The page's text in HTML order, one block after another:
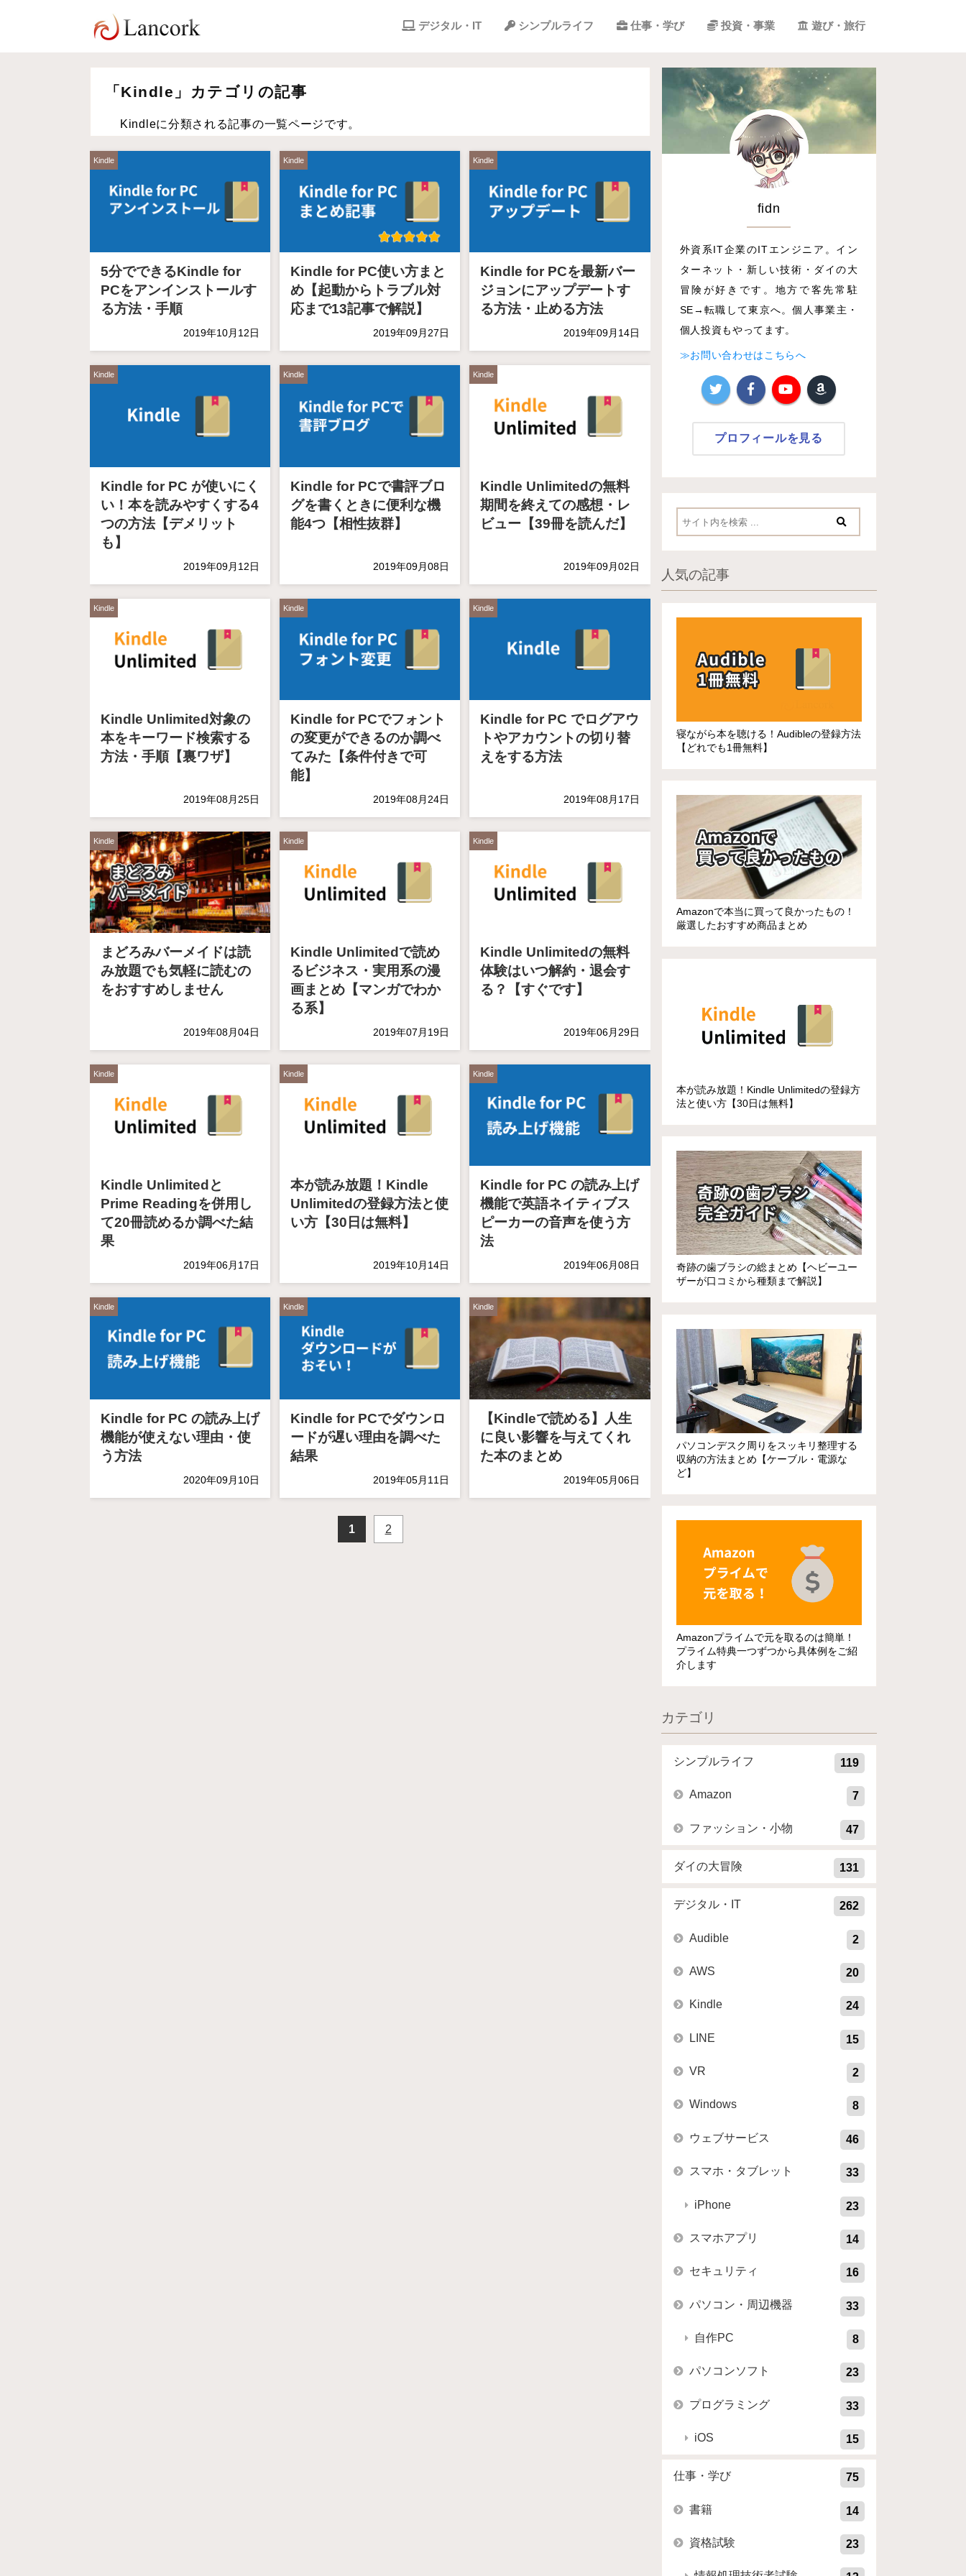
デジタル・IT シンプルライフ 仕事・学び 投資・事業 遊び・旅行
「Kindle」カテゴリの記事
Kindleに分類される記事の一覧ページです。
Kindle
5分でできるKindle for
PCをアンインストールす
る方法・手順
2019年10月12日
Kindle
Kindle for PC使い方まと
め【起動からトラブル対
応まで13記事で解説】
2019年09月27日
Kindle
Kindle for PCを最新バー
ジョンにアップデートす
る方法・止める方法
2019年09月14日
Kindle
Kindle for PC が使いにく
い！本を読みやすくする4
つの方法【デメリット
も】
2019年09月12日
Kindle
Kindle for PCで書評ブロ
グを書くときに便利な機
能4つ【相性抜群】
2019年09月08日
Kindle
Kindle Unlimitedの無料
期間を終えての感想・レ
ビュー【39冊を読んだ】
2019年09月02日
Kindle
Kindle Unlimited対象の
本をキーワード検索する
方法・手順【裏ワザ】
2019年08月25日
Kindle
Kindle for PCでフォント
の変更ができるのか調べ
てみた【条件付きで可
能】
2019年08月24日
Kindle
Kindle for PC でログアウ
トやアカウントの切り替
えをする方法
2019年08月17日
Kindle
まどろみバーメイドは読
み放題でも気軽に読むの
をおすすめしません
2019年08月04日
Kindle
Kindle Unlimitedで読め
るビジネス・実用系の漫
画まとめ【マンガでわか
る系】
2019年07月19日
Kindle
Kindle Unlimitedの無料
体験はいつ解約・退会す
る？【すぐです】
2019年06月29日
Kindle
Kindle Unlimitedと
Prime Readingを併用し
て20冊読めるか調べた結
果
2019年06月17日
Kindle
本が読み放題！Kindle
Unlimitedの登録方法と使
い方【30日は無料】
2019年10月14日
Kindle
Kindle for PC の読み上げ
機能で英語ネイティブス
ピーカーの音声を使う方
法
2019年06月08日
Kindle
Kindle for PC の読み上げ
機能が使えない理由・使
う方法
2020年09月10日
Kindle
Kindle for PCでダウンロ
ードが遅い理由を調べた
結果
2019年05月11日
Kindle
【Kindleで読める】人生
に良い影響を与えてくれ
た本のまとめ
2019年05月06日
1 2
fidn
外資系IT企業のITエンジニア。イン
ターネット・新しい技術・ダイの大
冒険が好きです。地方で客先常駐
SE→転職して東京へ。個人事業主・
個人投資もやってます。
≫お問い合わせはこちらへ
プロフィールを見る
人気の記事
寝ながら本を聴ける！Audibleの登録方法
【どれでも1冊無料】
Amazonで本当に買って良かったもの！
厳選したおすすめ商品まとめ
本が読み放題！Kindle Unlimitedの登録方
法と使い方【30日は無料】
奇跡の歯ブラシの総まとめ【ヘビーユー
ザーが口コミから種類まで解説】
パソコンデスク周りをスッキリ整理する
収納の方法まとめ【ケーブル・電源な
ど】
Amazonプライムで元を取るのは簡単！
プライム特典一つずつから具体例をご紹
介します
カテゴリ
シンプルライフ 119
Amazon 7
ファッション・小物 47
ダイの大冒険 131
デジタル・IT 262
Audible 2
AWS 20
Kindle 24
LINE 15
VR 2
Windows 8
ウェブサービス 46
スマホ・タブレット 33
iPhone 23
スマホアプリ 14
セキュリティ 16
パソコン・周辺機器 33
自作PC 8
パソコンソフト 23
プログラミング 33
iOS 15
仕事・学び 75
書籍 14
資格試験 23